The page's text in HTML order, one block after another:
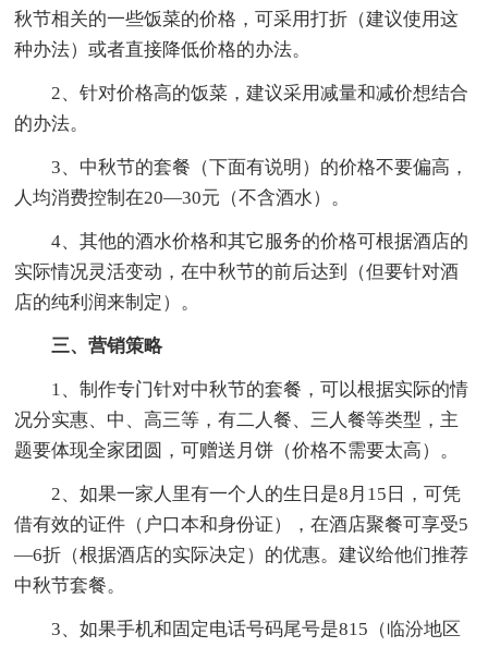
秋节相关的一些饭菜的价格，可采用打折（建议使用这
种办法）或者直接降低价格的办法。
2、针对价格高的饭菜，建议采用减量和减价想结合
的办法。
3、中秋节的套餐（下面有说明）的价格不要偏高，
人均消费控制在20—30元（不含酒水）。
4、其他的酒水价格和其它服务的价格可根据酒店的
实际情况灵活变动，在中秋节的前后达到（但要针对酒
店的纯利润来制定）。
三、营销策略
1、制作专门针对中秋节的套餐，可以根据实际的情
况分实惠、中、高三等，有二人餐、三人餐等类型，主
题要体现全家团圆，可赠送月饼（价格不需要太高）。
2、如果一家人里有一个人的生日是8月15日，可凭
借有效的证件（户口本和身份证），在酒店聚餐可享受5
—6折（根据酒店的实际决定）的优惠。建议给他们推荐
中秋节套餐。
3、如果手机和固定电话号码尾号是815（临汾地区